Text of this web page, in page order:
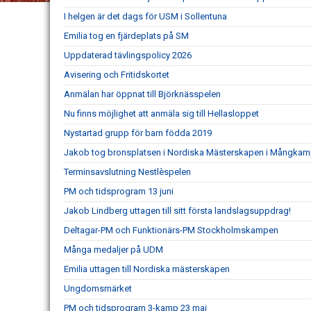
I helgen är det dags för USM i Sollentuna
Emilia tog en fjärdeplats på SM
Uppdaterad tävlingspolicy 2026
Avisering och Fritidskortet
Anmälan har öppnat till Björknässpelen
Nu finns möjlighet att anmäla sig till Hellasloppet
Nystartad grupp för barn födda 2019
Jakob tog bronsplatsen i Nordiska Mästerskapen i
Terminsavslutning Nestlèspelen
PM och tidsprogram 13 juni
Jakob Lindberg uttagen till sitt första landslagsuppdrag!
Deltagar-PM och Funktionärs-PM Stockholmskampen
Många medaljer på UDM
Emilia uttagen till Nordiska mästerskapen
Ungdomsmärket
PM och tidsprogram 3-kamp 23 maj